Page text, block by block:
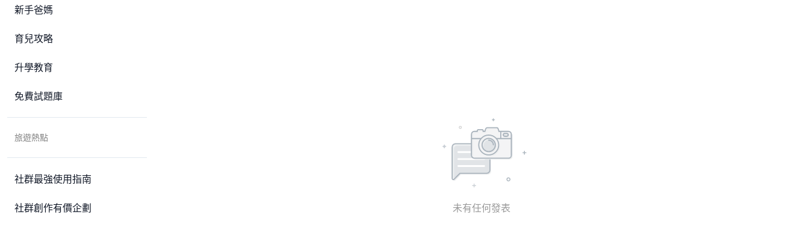
新手爸媽
育兒攻略
升學教育
免費試題庫
旅遊熱點
社群最強使用指南
社群創作有價企劃 未有任何發表